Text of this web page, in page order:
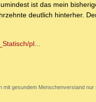
ist das mein
deutlich hinterher.
pl...
gesundem Menschenverstand